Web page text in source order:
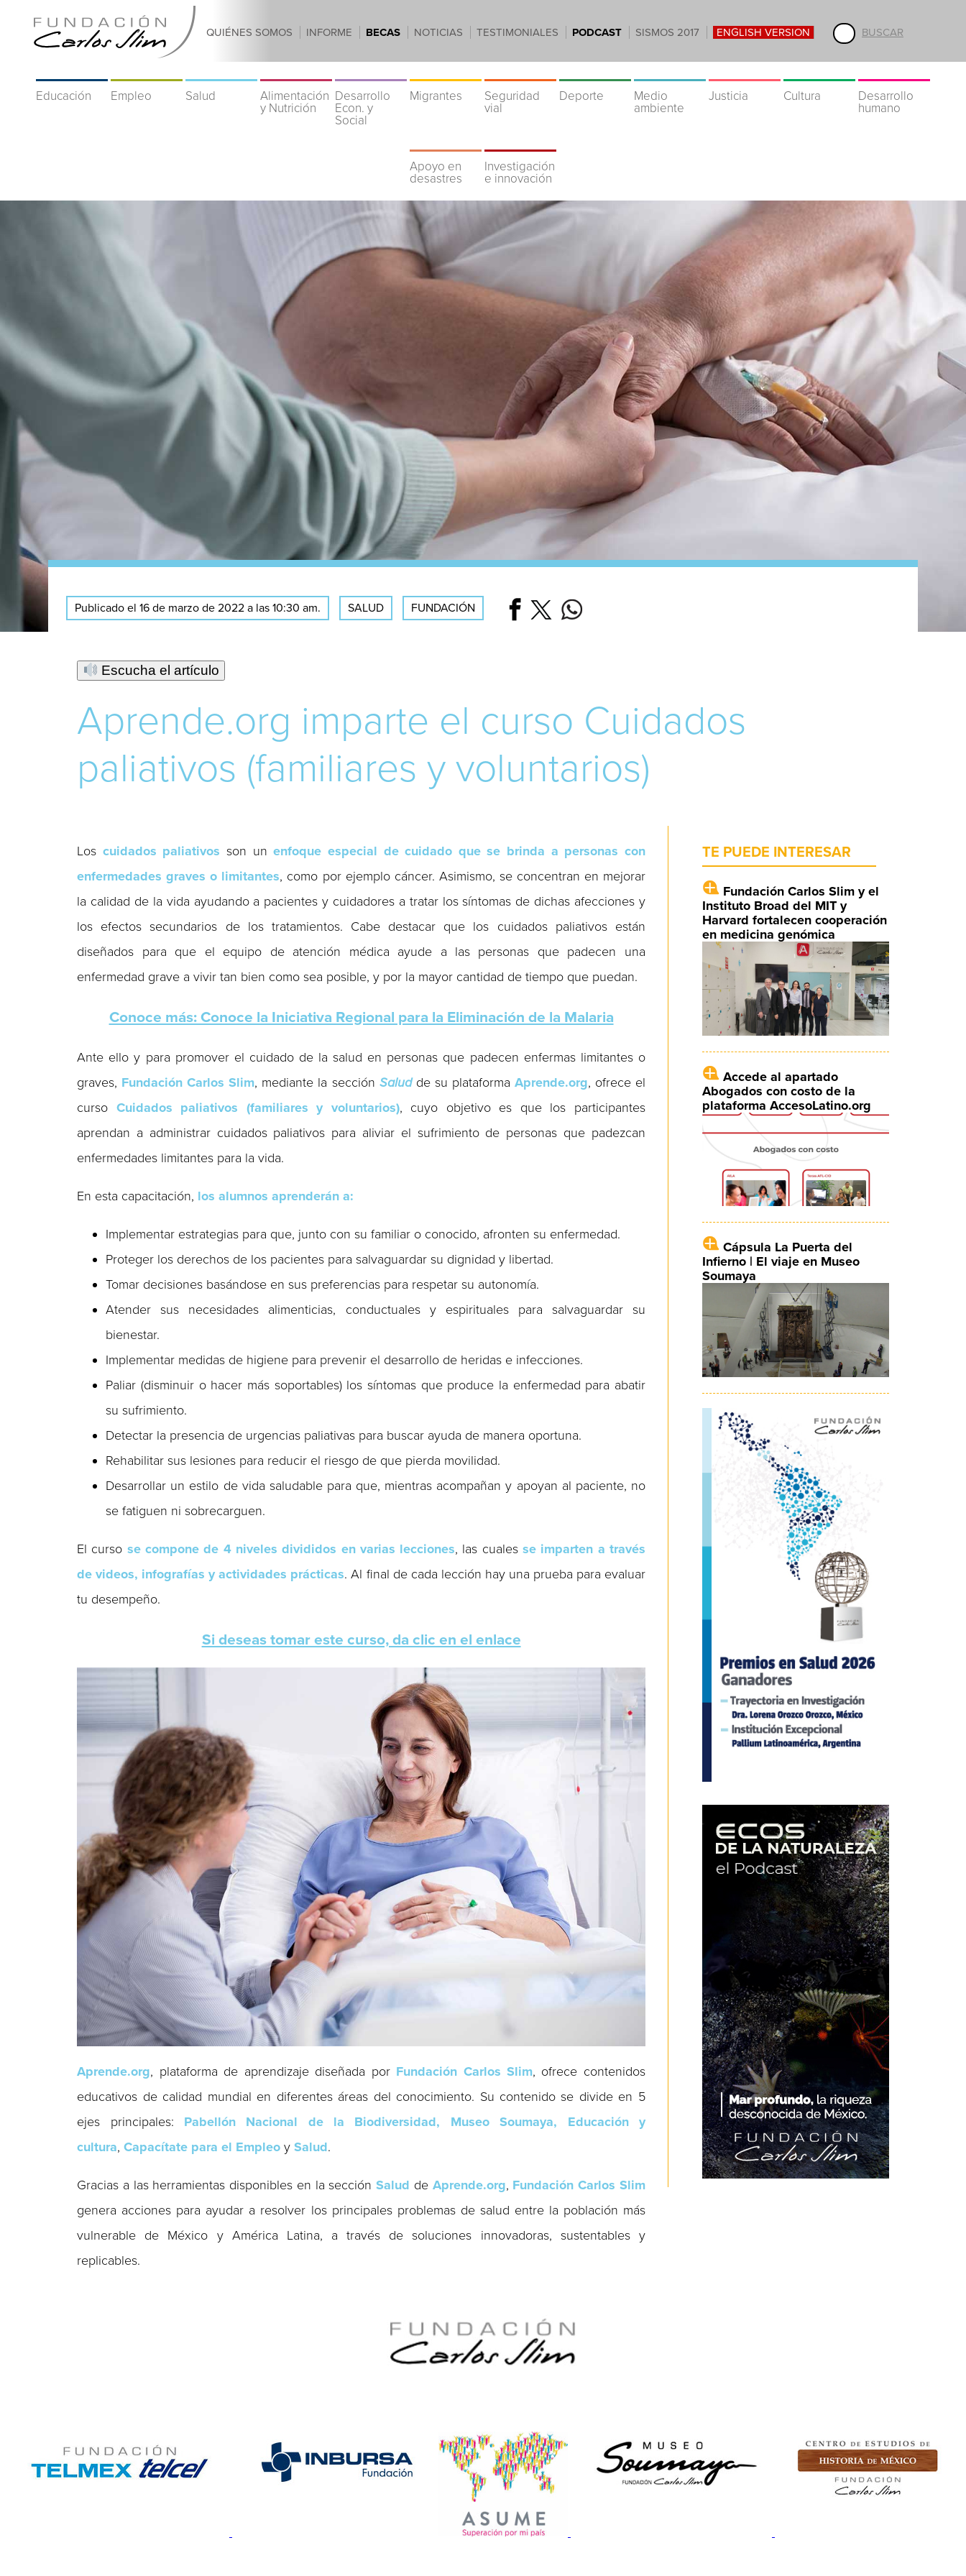
BUSCAR
QUIÉNES SOMOS INFORME BECAS NOTICIAS TESTIMONIALES PODCAST SISMOS 2017 ENGLISH VERSION
Educación Empleo Salud
Alimentación
y Nutrición
Desarrollo
Econ. y
Social
Migrantes
Seguridad
vial
Deporte
Medio
ambiente
Justicia Cultura
Desarrollo
humano
Apoyo en
desastres
Investigación
e innovación
Publicado el 16 de marzo de 2022 a las 10:30 am. SALUD FUNDACIÓN
Escucha el artículo
Aprende.org imparte el curso Cuidados
paliativos (familiares y voluntarios)
Los cuidados paliativos son unenfoque especial de cuidado que se brinda a personas con
enfermedades graves o limitantes, como por ejemplo cáncer. Asimismo, se concentran en mejorar
la calidad de la vida ayudando a pacientes y cuidadores a tratar los síntomas de dichas afecciones y
los efectos secundarios de los tratamientos. Cabe destacar que los cuidados paliativos están
diseñados para que el equipo de atención médica ayude a las personas que padecen una
enfermedad grave a vivir tan bien como sea posible, y por la mayor cantidad de tiempo que puedan.
Conoce más: Conoce la Iniciativa Regional para la Eliminación de la Malaria
Ante ello y para promover el cuidado de la salud en personas que padecen enfermas limitantes o
graves, Fundación Carlos Slim, mediante la sección Saludde su plataforma Aprende.org, ofrece el
curso Cuidados paliativos (familiares y voluntarios), cuyo objetivo es que los participantes
aprendan a administrar cuidados paliativos para aliviar el sufrimiento de personas que padezcan
enfermedades limitantes para la vida.
En esta capacitación, los alumnos aprenderán a:
Implementar estrategias para que, junto con su familiar o conocido, afronten su enfermedad.
Proteger los derechos de los pacientes para salvaguardar su dignidad y libertad.
Tomar decisiones basándose en sus preferencias para respetar su autonomía.
Atender sus necesidades alimenticias, conductuales y espirituales para salvaguardar su
bienestar.
Implementar medidas de higiene para prevenir el desarrollo de heridas e infecciones.
Paliar (disminuir o hacer más soportables) los síntomas que produce la enfermedad para abatir
su sufrimiento.
Detectar la presencia de urgencias paliativas para buscar ayuda de manera oportuna.
Rehabilitar sus lesiones para reducir el riesgo de que pierda movilidad.
Desarrollar un estilo de vida saludable para que, mientras acompañan y apoyan al paciente, no
se fatiguen ni sobrecarguen.
El curso se compone de 4 niveles divididos en varias lecciones, las cualesse imparten a través
de videos, infografías y actividades prácticas. Al final de cada lección hay una prueba para evaluar
tu desempeño.
Si deseas tomar este curso, da clic en el enlace
Aprende.org, plataforma de aprendizaje diseñada por Fundación Carlos Slim, ofrece contenidos
educativos de calidad mundial en diferentes áreas del conocimiento. Su contenido se divide en 5
ejes principales: Pabellón Nacional de la Biodiversidad, Museo Soumaya,
Educación y
cultura,Capacítate para el Empleo ySalud.
Gracias a las herramientas disponibles en la secciónSalud de Aprende.org, Fundación Carlos Slim
genera acciones para ayudar a resolver los principales problemas de salud entre la población más
vulnerable de México y América Latina, a través de soluciones innovadoras, sustentables y
replicables.
TE PUEDE INTERESAR
Fundación Carlos Slim y el
Instituto Broad del MIT y
Harvard fortalecen cooperación
en medicina genómica
Accede al apartado
Abogados con costo de la
plataforma AccesoLatino.org
Cápsula La Puerta del
Infierno | El viaje en Museo
Soumaya